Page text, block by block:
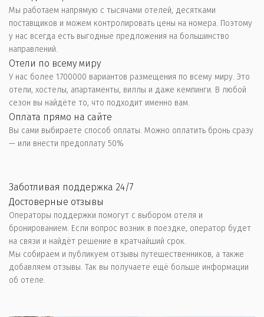
Мы работаем напрямую с тысячами отелей, десятками
поставщиков и можем контролировать цены на номера. Поэтому
у нас всегда есть выгодные предложения на большинство
направлений.
Отели по всему миру
У нас более 1700000 вариантов размещения по всему миру. Это
отели, хостелы, апартаменты, виллы и даже кемпинги. В любой
сезон вы найдёте то, что подходит именно вам.
Оплата прямо на сайте
Вы сами выбираете способ оплаты. Можно оплатить бронь сразу
— или внести предоплату 50%
Заботливая поддержка 24/7
Достоверные отзывы
Операторы поддержки помогут с выбором отеля и
бронированием. Если вопрос возник в поездке, оператор будет
на связи и найдёт решение в кратчайший срок.
Мы собираем и публикуем отзывы путешественников, а также
добавляем отзывы. Так вы получаете ещё больше информации
об отеле.